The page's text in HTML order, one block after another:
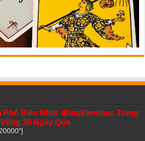
Phổ Biến Nhất IBlogKienthuc Trong
Vòng 30 Ngày Qua